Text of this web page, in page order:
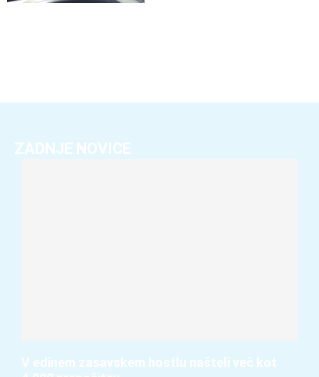
ZADNJE NOVICE
V edinem zasavskem hostlu našteli več kot